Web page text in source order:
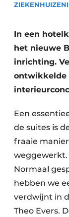
Podcasts
Video’s
Laboratoria
ZIEKENHUIZEN
In een
het nieuwe
inrichting.
ontwikkelde
Een
de suites is
fraaie
weggewerkt.
Normaal
hebben we
verdwijnt in
Theo Evers.